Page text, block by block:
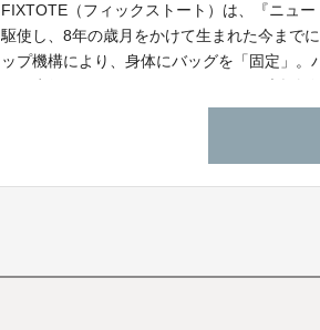
FIXTOTE（フィックストート）は、『ニュ
駆使し、8年の歳月をかけて生まれた今まで
ップ機構により、身体にバッグを「固定」
FIXTOTEのDALTONは前モデルから大幅に
にアプローチができ、止水ジッパーを使用し